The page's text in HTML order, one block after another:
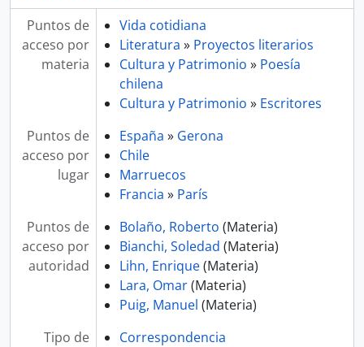
Puntos de
acceso por
materia
Vida cotidiana
Literatura » Proyectos literarios
Cultura y Patrimonio » Poesía
chilena
Cultura y Patrimonio » Escritores
Puntos de
acceso por
lugar
España » Gerona
Chile
Marruecos
Francia » París
Puntos de
acceso por
autoridad
Bolaño, Roberto (Materia)
Bianchi, Soledad (Materia)
Lihn, Enrique(Materia)
Lara, Omar(Materia)
Puig, Manuel (Materia)
Tipo de
Correspondencia